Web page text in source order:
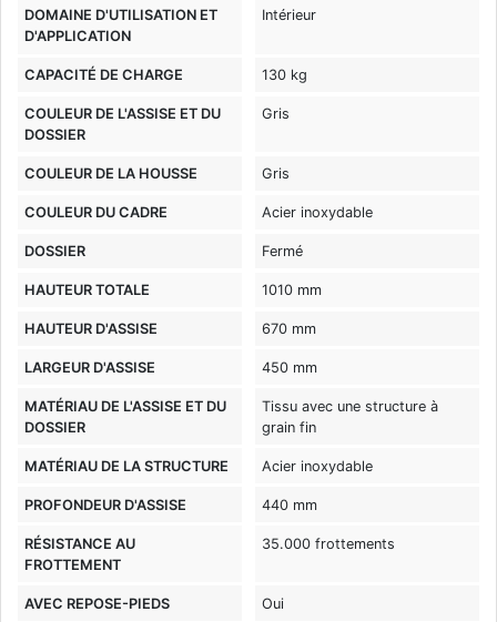
DOMAINE D'UTILISATION ET
D'APPLICATION
Intérieur
CAPACITÉ DE CHARGE 130 kg
COULEUR DE L'ASSISE ET DU
DOSSIER
Gris
COULEUR DE LA HOUSSE Gris
COULEUR DU CADRE Acier inoxydable
DOSSIER Fermé
HAUTEUR TOTALE 1010 mm
HAUTEUR D'ASSISE 670 mm
LARGEUR D'ASSISE 450 mm
MATÉRIAU DE L'ASSISE ET DU
DOSSIER
Tissu avec une structure à
grain fin
MATÉRIAU DE LA STRUCTURE Acier inoxydable
PROFONDEUR D'ASSISE 440 mm
RÉSISTANCE AU
FROTTEMENT
35.000 frottements
AVEC REPOSE-PIEDS Oui